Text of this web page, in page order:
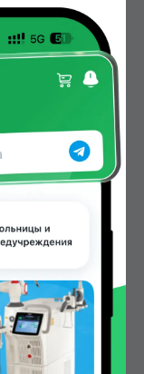
можно
в Душанбе и